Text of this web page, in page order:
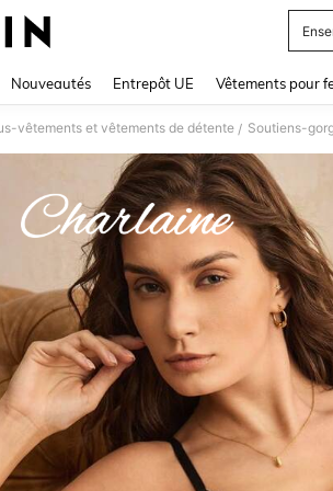
Nouveautés Entrepôt UE Vêtements pour
vêtements et vêtements de détente / Soutiens-